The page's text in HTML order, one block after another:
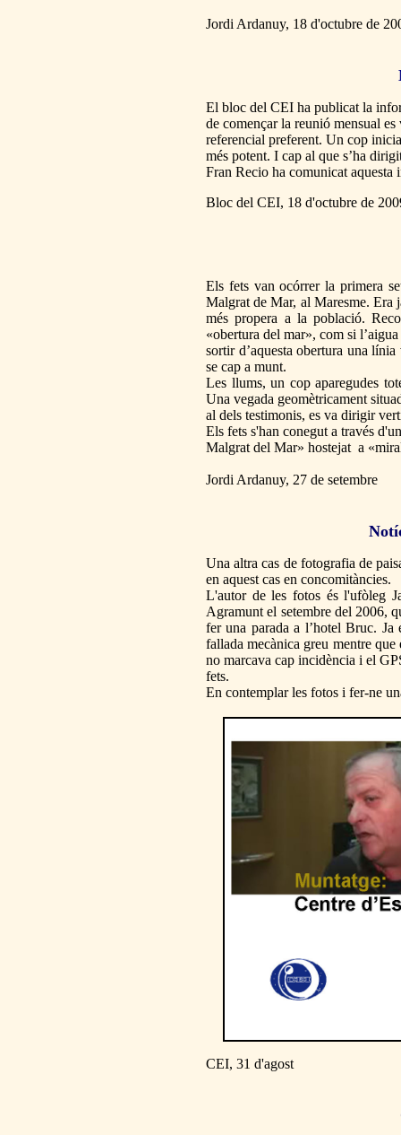
Jordi Ardanuy, 18 d'octubre de
El bloc del CEI ha publicat la
de començar la reunió mensual
referencial preferent. Un cop
més potent. I cap al que s’ha
Fran Recio ha comunicat
Bloc del CEI, 18 d'octubre de
Els fets van ocórrer la primera
Malgrat de Mar, al Maresme. Era
més propera a la població.
«obertura del mar», com si
sortir d’aquesta obertura una
se cap a munt.
Les llums, un cop aparegudes
Una vegada geomètricament
al dels testimonis, es va dirigir
Els fets s'han conegut a través
Malgrat del Mar» hostejat a
Jordi Ardanuy, 27 de setembre
Una altra cas de fotografia de
en aquest cas en concomitàncies.
L'autor de les fotos és l'ufòleg
Agramunt el setembre del 2006,
fer una parada a l’hotel Bruc.
fallada mecànica greu mentre
no marcava cap incidència i el
fets.
En contemplar les fotos i fer-ne
CEI, 31 d'agost